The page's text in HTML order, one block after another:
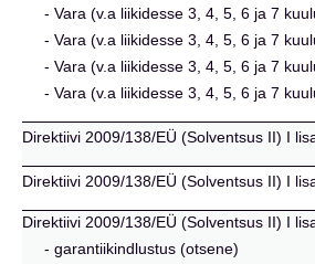
- Vara (v.a liikidesse 3, 4, 5, 6 ja 7
- Vara (v.a liikidesse 3, 4, 5, 6 ja 7
- Vara (v.a liikidesse 3, 4, 5, 6 ja 7
- Vara (v.a liikidesse 3, 4, 5, 6 ja 7
Direktiivi 2009/138/EÜ (Solventsus II) I
Direktiivi 2009/138/EÜ (Solventsus II) I
Direktiivi 2009/138/EÜ (Solventsus II) I
- garantiikindlustus (otsene)